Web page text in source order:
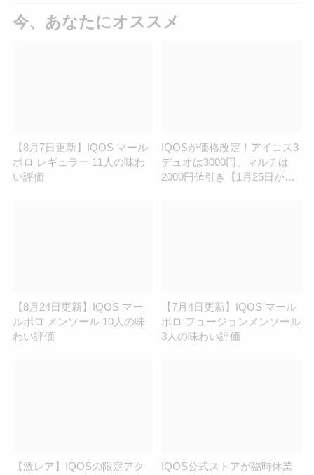
今、あなたにオススメ
【8月7日更新】IQOS マール
ボロ レギュラー 11人の味わ
い評価
IQOSが価格改定！アイコス3
デュオは3000円、マルチは
2000円値引き【1月25日か
【8月24日更新】IQOS マー
ルボロ メンソール 10人の味
わい評価
【7月4日更新】IQOS マール
ボロ フュージョンメンソール
3人の味わい評価
【激レア】IQOSの限定アク IQOS公式ストアが臨時休業